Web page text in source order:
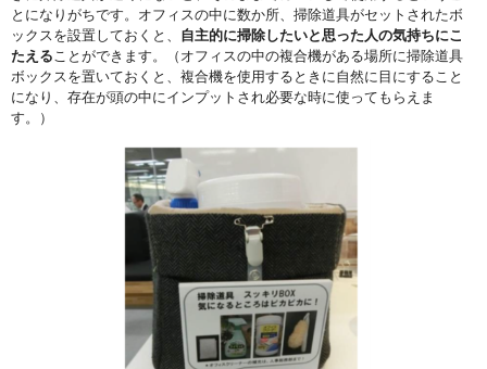
とになりがちです。オフィスの中に数か所、掃除道具がセットされたボ
ックスを設置しておくと、 自主的に掃除したいと思った人の気持ちにこ
たえることができます。（オフィスの中の複合機がある場所に掃除道具
ボックスを置いておくと、複合機を使用するときに自然に目にすること
になり、存在が頭の中にインプットされ必要な時に使ってもらえま
す。）